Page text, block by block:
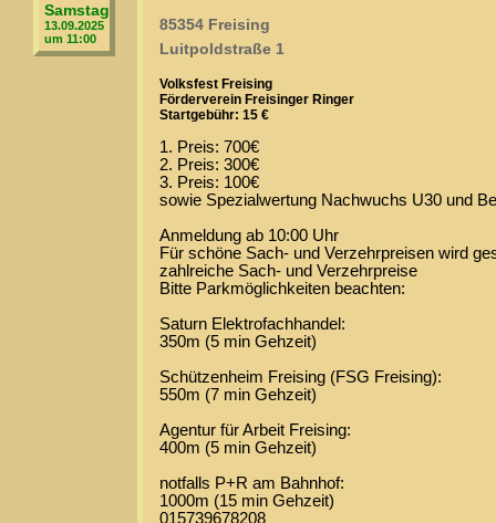
Samstag
13.09.2025
um 11:00
85354 Freising
Luitpoldstraße 1
Volksfest Freising
Förderverein Freisinger Ringer
Startgebühr: 15 €
1. Preis: 700€
2. Preis: 300€
3. Preis: 100€
sowie Spezialwertung Nachwuchs U30 und
Anmeldung ab 10:00 Uhr
Für schöne Sach- und Verzehrpreisen wird
zahlreiche Sach- und Verzehrpreise
Bitte Parkmöglichkeiten beachten:
Saturn Elektrofachhandel:
350m (5 min Gehzeit)
Schützenheim Freising (FSG Freising):
550m (7 min Gehzeit)
Agentur für Arbeit Freising:
400m (5 min Gehzeit)
notfalls P+R am Bahnhof:
1000m (15 min Gehzeit)
015739678208